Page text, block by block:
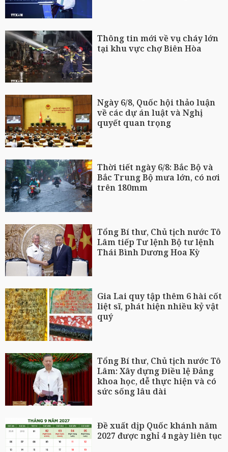
Thông tin mới về vụ cháy lớn
tại khu vực chợ Biên Hòa
Ngày 6/8, Quốc hội thảo luận
về các dự án luật và Nghị
quyết quan trọng
Thời tiết ngày 6/8: Bắc Bộ và
Bắc Trung Bộ mưa lớn, có nơi
trên 180mm
Tổng Bí thư, Chủ tịch nước Tô
Lâm tiếp Tư lệnh Bộ tư lệnh
Thái Bình Dương Hoa Kỳ
Gia Lai quy tập thêm 6 hài cốt
liệt sĩ, phát hiện nhiều kỷ vật
quý
Tổng Bí thư, Chủ tịch nước Tô
Lâm: Xây dựng Điều lệ Đảng
khoa học, dễ thực hiện và có
sức sống lâu dài
Đề xuất dịp Quốc khánh năm
2027 được nghỉ 4 ngày liên tục